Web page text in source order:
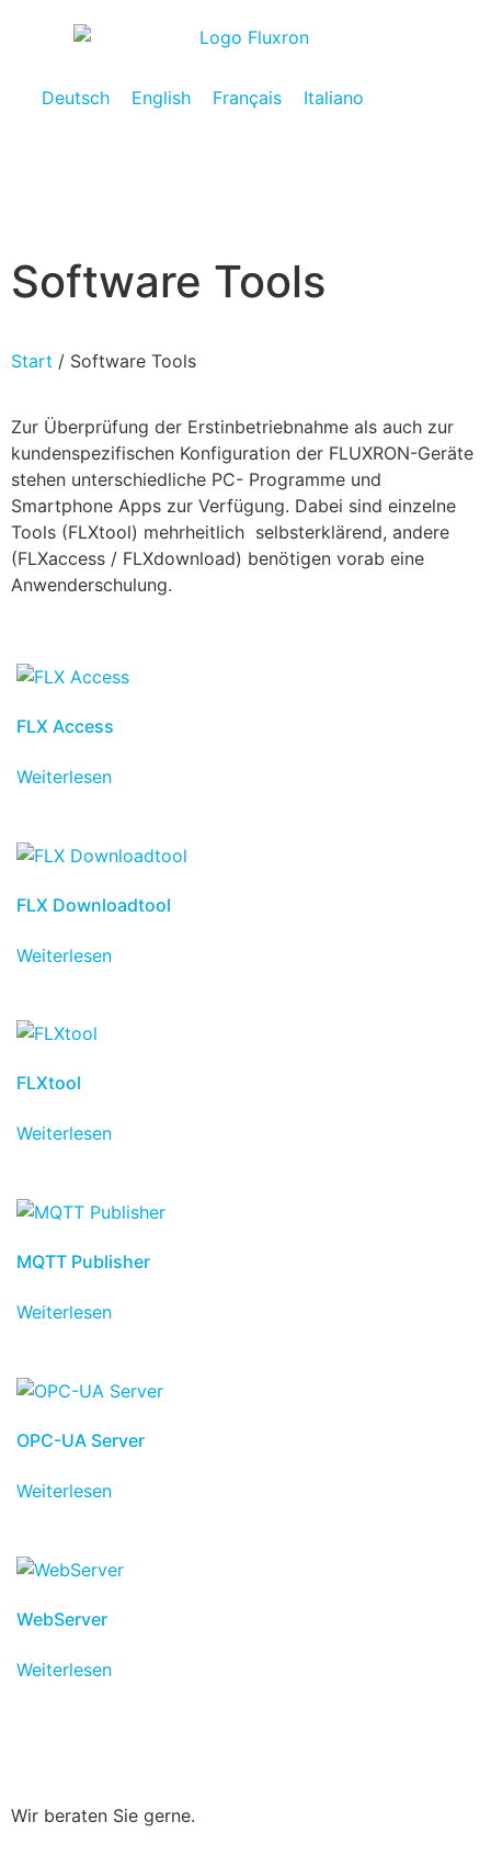
Deutsch English Français Italiano
Software Tools
Start / Software Tools
Zur Überprüfung der Erstinbetriebnahme als auch zur
kundenspezifischen Konfiguration der FLUXRON-Geräte
stehen unterschiedliche PC- Programme und
Smartphone Apps zur Verfügung. Dabei sind einzelne
Tools (FLXtool) mehrheitlich selbsterklärend, andere
(FLXaccess / FLXdownload) benötigen vorab eine
Anwenderschulung.
FLX Access
Weiterlesen
FLX Downloadtool
Weiterlesen
FLXtool
Weiterlesen
MQTT Publisher
Weiterlesen
OPC-UA Server
Weiterlesen
WebServer
Weiterlesen
Wir beraten Sie gerne.